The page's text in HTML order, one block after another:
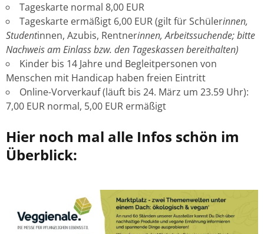
Tageskarte normal 8,00 EUR
Tageskarte ermäßigt 6,00 EUR (gilt für Schülerinnen,
Studentinnen, Azubis, Rentnerinnen, Arbeitssuchende; bitte
Nachweis am Einlass bzw. den Tageskassen bereithalten)
Kinder bis 14 Jahre und Begleitpersonen von
Menschen mit Handicap haben freien Eintritt
Online-Vorverkauf (läuft bis 24. März um 23.59 Uhr):
7,00 EUR normal, 5,00 EUR ermäßigt
Hier noch mal alle Infos schön im
Überblick: